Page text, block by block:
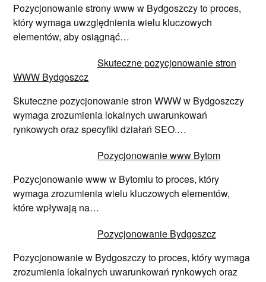
Pozycjonowanie strony www w Bydgoszczy to proces,
który wymaga uwzględnienia wielu kluczowych
elementów, aby osiągnąć…
Skuteczne pozycjonowanie stron
WWW Bydgoszcz
Skuteczne pozycjonowanie stron WWW w Bydgoszczy
wymaga zrozumienia lokalnych uwarunkowań
rynkowych oraz specyfiki działań SEO.…
Pozycjonowanie www Bytom
Pozycjonowanie www w Bytomiu to proces, który
wymaga zrozumienia wielu kluczowych elementów,
które wpływają na…
Pozycjonowanie Bydgoszcz
Pozycjonowanie w Bydgoszczy to proces, który wymaga
zrozumienia lokalnych uwarunkowań rynkowych oraz